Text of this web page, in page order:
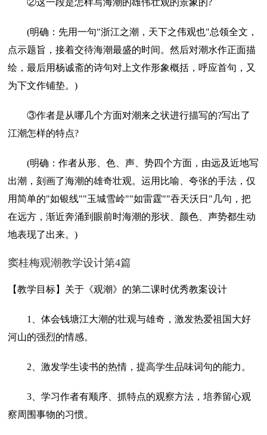
(明确：先用一句"浙江之潮，天下之伟观也"总领全文，
点示题旨，接着交待海潮最盛的时间。然后对潮水作正面描
绘，最后用杨诚斋的诗句对上文作形象概括，呼应首句，又
为下文作铺垫。)
③作者是从哪几个方面对潮来之状进行描写的?写出了
江潮怎样的特点?
(明确：作者从形、色、声、势四个方面，由远及近地写
出潮，刻画了海潮的雄奇壮观。运用比喻、夸张的手法，仅
用简单的"如银线""玉城雪岭""如雷霆""吞天沃日"几句，把
在远方，渐近奔涌到眼前时海潮的形状、颜色、声势都生动
地表现了出来。)
窦桂梅观潮教学设计第4篇
【教学目标】关于《观潮》的第二课时优秀教案设计
1、体会钱塘江大潮的壮观与雄奇，激发热爱祖国大好
河山的强烈的情感。
2、激发学生读书的热情，提高学生品味词句的能力。
3、学习作者有顺序、抓特点的观察方法，培养留心观
察周围事物的习惯。